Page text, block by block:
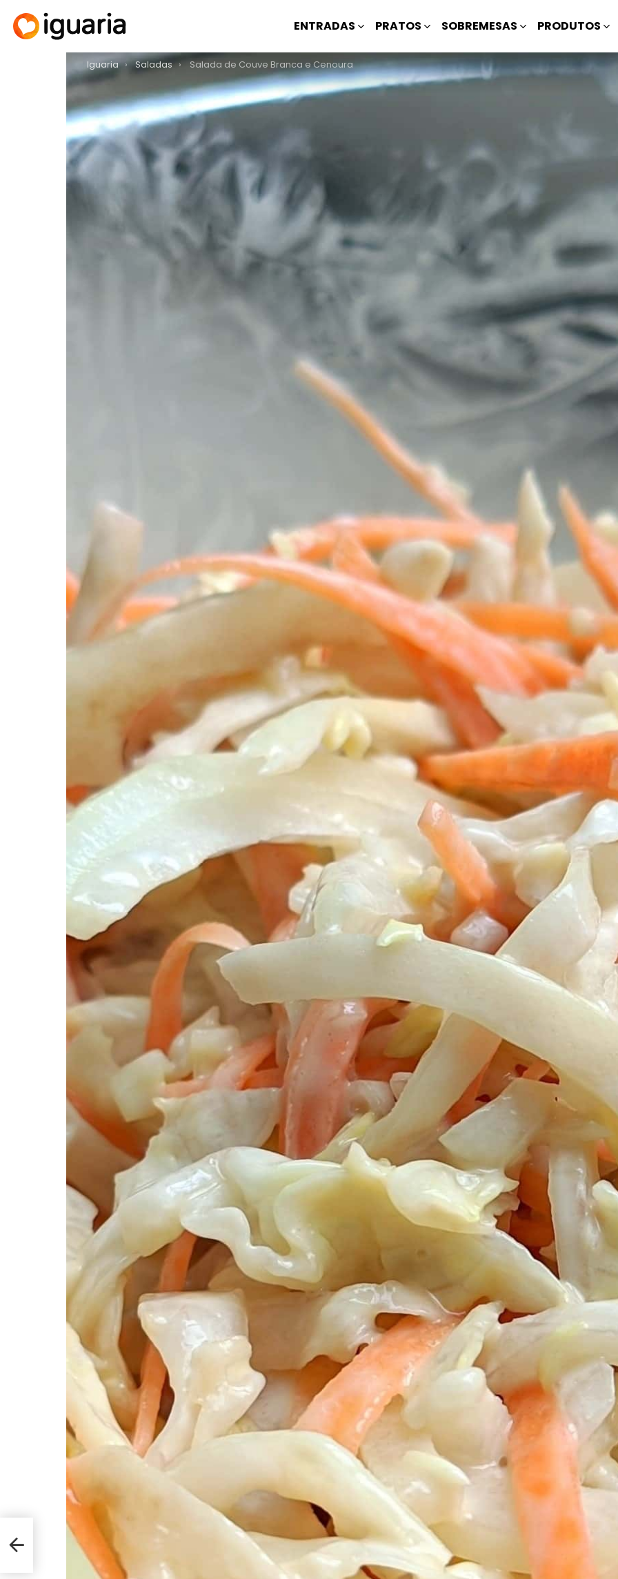
ENTRADAS PRATOS SOBREMESAS PRODUTOS
You are here:
Iguaria Saladas Salada de Couve Branca e Cenoura